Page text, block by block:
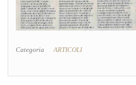
Categoria ARTICOLI